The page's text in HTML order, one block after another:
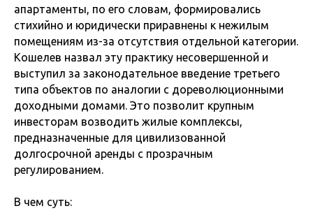
апартаменты, по его словам, формировались
стихийно и юридически приравнены к нежилым
помещениям из-за отсутствия отдельной категории.
Кошелев назвал эту практику несовершенной и
выступил за законодательное введение третьего
типа объектов по аналогии с дореволюционными
доходными домами. Это позволит крупным
инвесторам возводить жилые комплексы,
предназначенные для цивилизованной
долгосрочной аренды с прозрачным
регулированием.
В чем суть: